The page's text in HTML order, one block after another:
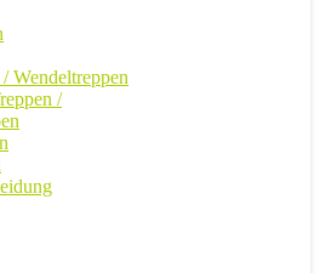
Wendeltreppen
/